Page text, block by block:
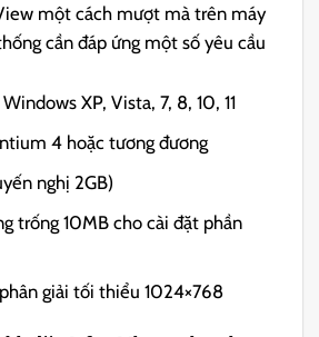
một cách mượt mà trên máy
cần đáp ứng một số yêu cầu
XP, Vista, 7, 8, 10, 11
4 hoặc tương đương
nghị 2GB)
trống 10MB cho cài đặt phần
giải tối thiểu 1024×768